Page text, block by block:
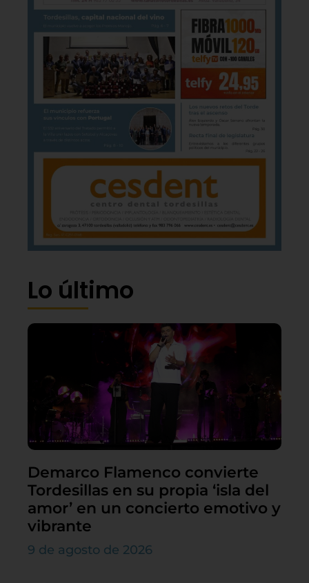
Lo último
Demarco Flamenco convierte
Tordesillas en su propia ‘isla del
amor’ en un concierto emotivo y
vibrante
9 de agosto de 2026